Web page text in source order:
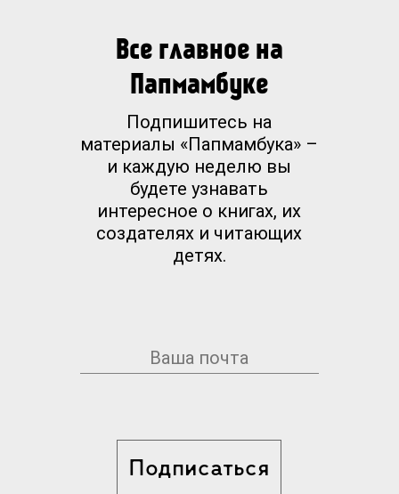
Все главное на
Папмамбуке
Подпишитесь на
материалы «Папмамбука» –
и каждую неделю вы
будете узнавать
интересное о книгах, их
создателях и читающих
детях.
Подписаться